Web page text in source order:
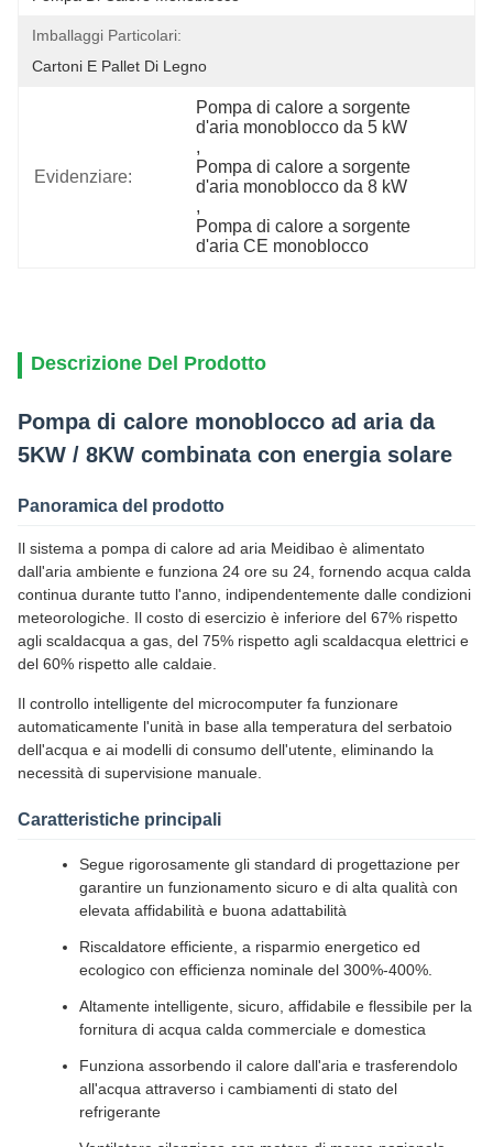
Imballaggi Particolari:
Cartoni E Pallet Di Legno
Evidenziare:
Pompa di calore a sorgente
d'aria monoblocco da 5 kW
,
Pompa di calore a sorgente
d'aria monoblocco da 8 kW
,
Pompa di calore a sorgente
d'aria CE monoblocco
Descrizione Del Prodotto
Pompa di calore monoblocco ad aria da
5KW / 8KW combinata con energia solare
Panoramica del prodotto
Il sistema a pompa di calore ad aria Meidibao è alimentato
dall'aria ambiente e funziona 24 ore su 24, fornendo acqua calda
continua durante tutto l'anno, indipendentemente dalle condizioni
meteorologiche. Il costo di esercizio è inferiore del 67% rispetto
agli scaldacqua a gas, del 75% rispetto agli scaldacqua elettrici e
del 60% rispetto alle caldaie.
Il controllo intelligente del microcomputer fa funzionare
automaticamente l'unità in base alla temperatura del serbatoio
dell'acqua e ai modelli di consumo dell'utente, eliminando la
necessità di supervisione manuale.
Caratteristiche principali
Segue rigorosamente gli standard di progettazione per
garantire un funzionamento sicuro e di alta qualità con
elevata affidabilità e buona adattabilità
Riscaldatore efficiente, a risparmio energetico ed
ecologico con efficienza nominale del 300%-400%.
Altamente intelligente, sicuro, affidabile e flessibile per la
fornitura di acqua calda commerciale e domestica
Funziona assorbendo il calore dall'aria e trasferendolo
all'acqua attraverso i cambiamenti di stato del
refrigerante